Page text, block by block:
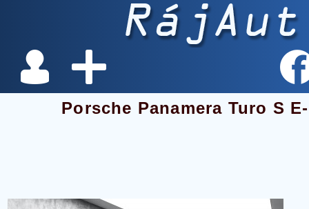
Porsche Panamera Turo S